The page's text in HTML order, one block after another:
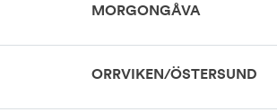
MORGONGÅVA
ORRVIKEN/ÖSTERSUND